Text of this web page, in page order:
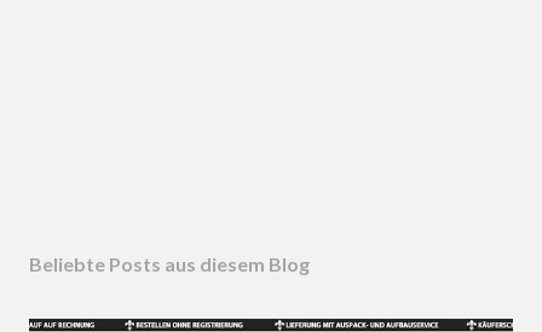
Beliebte Posts aus diesem Blog